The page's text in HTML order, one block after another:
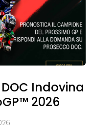
Indovina
2026